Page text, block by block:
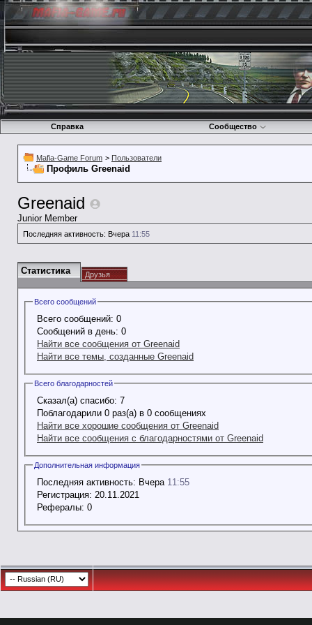
Справка Сообщество
Mafia-Game Forum > Пользователи
Профиль Greenaid
Greenaid
Junior Member
Последняя активность: Вчера 11:55
Статистика Друзья
Всего сообщений
Всего сообщений: 0
Сообщений в день: 0
Найти все сообщения от Greenaid
Найти все темы, созданные Greenaid
Всего благодарностей
Сказал(а) спасибо: 7
Поблагодарили 0 раз(а) в 0 сообщениях
Найти все хорошие сообщения от Greenaid
Найти все сообщения с благодарностями от Greenaid
Дополнительная информация
Последняя активность: Вчера 11:55
Регистрация: 20.11.2021
Рефералы: 0